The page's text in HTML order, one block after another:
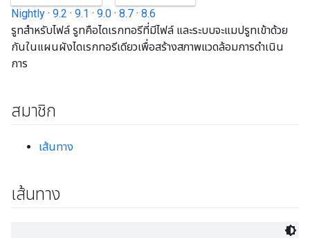
Nightly · 9.2 · 9.1 · 9.0 · 8.7 · 8.6
รูทสำหรับไฟล์ รูทคือไดเรกทอรีที่มีไฟล์ และระบบจะแมปรูทเข้าด้วย
กันในแผนผังไดเรกทอรีเดียวเพื่อสร้างสภาพแวดล้อมการดำเนิน
การ
สมาชิก
เส้นทาง
เส้นทาง